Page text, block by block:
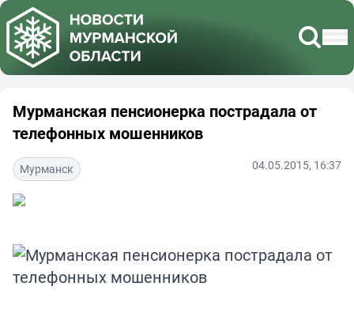
Мурманская пенсионерка пострадала от
телефонных мошенников
Мурманск 04.05.2015, 16:37